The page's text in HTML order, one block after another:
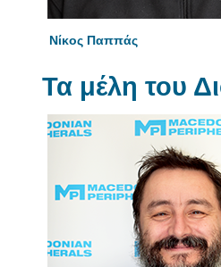
Νίκος Παππάς
Τα μέλη του